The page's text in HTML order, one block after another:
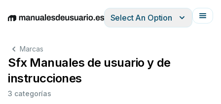
EnglishDeutschEspañolItalianoFrançais
Select An Option
Marcas
Sfx Manuales de usuario y de
instrucciones
3 categorías